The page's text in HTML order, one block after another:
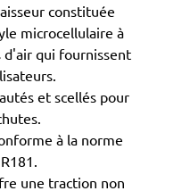
constituée
microcellulaire à
d'air qui fournissent
et scellés pour
à la norme
une traction non